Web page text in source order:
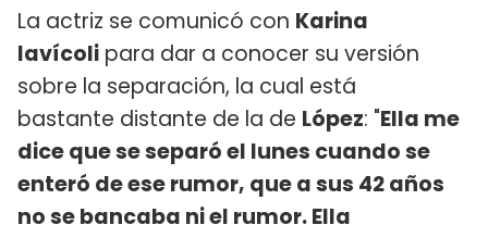
La actriz se comunicó con Karina
Iavícoli para dar a conocer su versión
sobre la separación, la cual está
bastante distante de la de López: "Ella me
dice que se separó el lunes cuando se
enteró de ese rumor, que a sus 42 años
no se bancaba ni el rumor. Ella